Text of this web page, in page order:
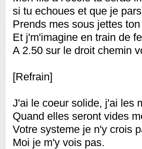
si tu echoues et que je
Prends mes sous jettes
Et j'm'imagine en train de
A 2.50 sur le droit chemin
[Refrain]
J'ai le coeur solide, j'ai les
Quand elles seront vides
Votre systeme je n'y crois
Moi je m'y vois pas.